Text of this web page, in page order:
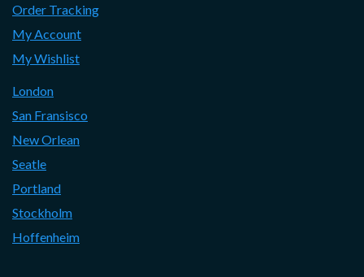
Order Tracking
My Account
My Wishlist
London
San Fransisco
New Orlean
Seatle
Portland
Stockholm
Hoffenheim